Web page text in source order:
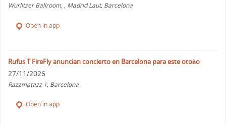
Wurlitzer Ballroom, , Madrid Laut, Barcelona
Open in app
Rufus T FireFly anuncian concierto en Barcelona para este otoño
27/11/2026
Razzmatazz 1, Barcelona
Open in app